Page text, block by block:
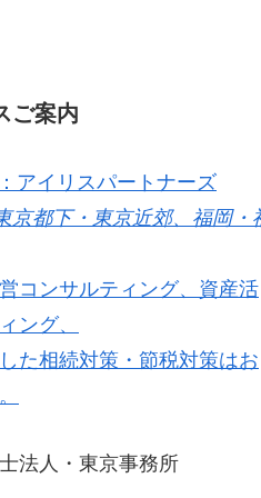
ご案内
京都下・東京近郊、福岡・
コンサルティング、資産活
ング、
た相続対策・節税対策はお
法人・東京事務所